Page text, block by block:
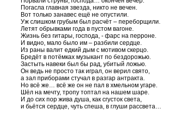
Погасла главная звезда, никто не вечен.
Вот только занавес ещё не опустили.
Уж слишком грубым был расчёт – переборщили.
Летят обрывками года в пустом вагоне.
Жизнь без гитары, господа, - фарс на перроне.
И видно, мало было им – разбили сердце.
Из раны валит едкий дым с мотивом скерцо.
Бредёт в потёмках музыкант по бездорожью.
Застыть навеки был бы рад, убитый ложью.
Он ведь не просто так играл, он верил свято,
а зал приборами стучал в разгар антракта.
Но всё же… всё же он не пал в хмельном угаре.
Шёл на мечту, тропу топтал на нашем шаре.
И до сих пор жива душа, как сгусток света,
и бьётся сердце, чуть спеша, в глуши рассвета…